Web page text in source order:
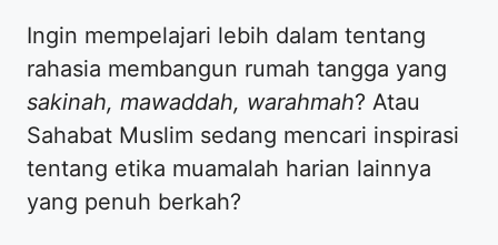
​Ingin mempelajari lebih dalam tentang
rahasia membangun rumah tangga yang
sakinah, mawaddah, warahmah? Atau
Sahabat Muslim sedang mencari inspirasi
tentang etika muamalah harian lainnya
yang penuh berkah?